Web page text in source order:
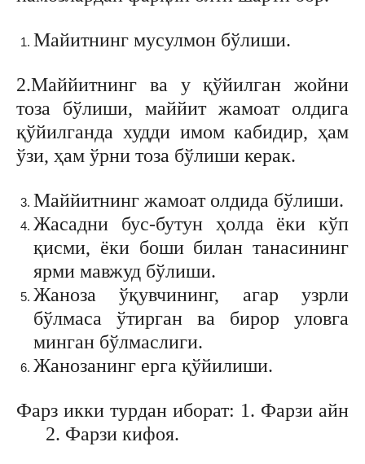
Майитнинг мусулмон бўлиши.
2.Маййитнинг ва у қўйилган жойни
тоза бўлиши, маййит жамоат олдига
қўйилганда худди имом кабидир, ҳам
ўзи, ҳам ўрни тоза бўлиши керак.
Маййитнинг жамоат олдида бўлиши.
Жасадни бус-бутун ҳолда ёки кўп
қисми, ёки боши билан танасининг
ярми мавжуд бўлиши.
Жаноза ўқувчининг, агар узрли
бўлмаса ўтирган ва бирор уловга
минган бўлмаслиги.
Жанозанинг ерга қўйилиши.
Фарз икки турдан иборат: 1. Фарзи айн
2. Фарзи кифоя.